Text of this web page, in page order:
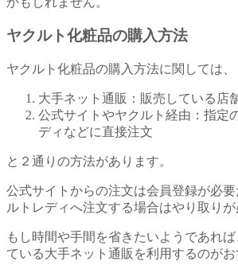
ヤクルト化粧品の購入方法
ヤクルト化粧品の購入方法に関しては、
大手ネット通販：販売している店
公式サイトやヤクルト経由：指定
ディなどに直接注文
と２通りの方法があります。
公式サイトからの注文は会員登録が必
ルトレディへ注文する場合はやり取りが
もし時間や手間を省きたいようであれ
ている大手ネット通販を利用するのがお